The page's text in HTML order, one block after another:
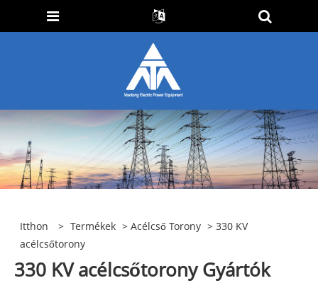
Itthon > Termékek >Acélcső Torony > 330 KV
acélcsőtorony
330 KV acélcsőtorony Gyártók